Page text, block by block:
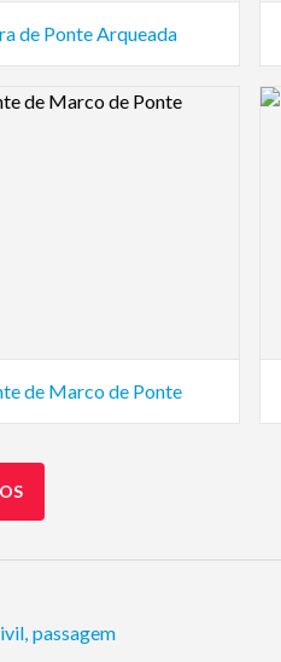
de Ponte Arqueada
Image
de Marco de Ponte
, passagem